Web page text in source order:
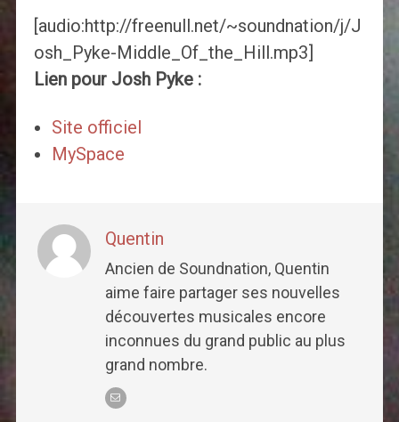
[audio:http://freenull.net/~soundnation/j/J
osh_Pyke-Middle_Of_the_Hill.mp3]
Lien pour Josh Pyke :
Site officiel
MySpace
Quentin
Ancien de Soundnation, Quentin
aime faire partager ses nouvelles
découvertes musicales encore
inconnues du grand public au plus
grand nombre.